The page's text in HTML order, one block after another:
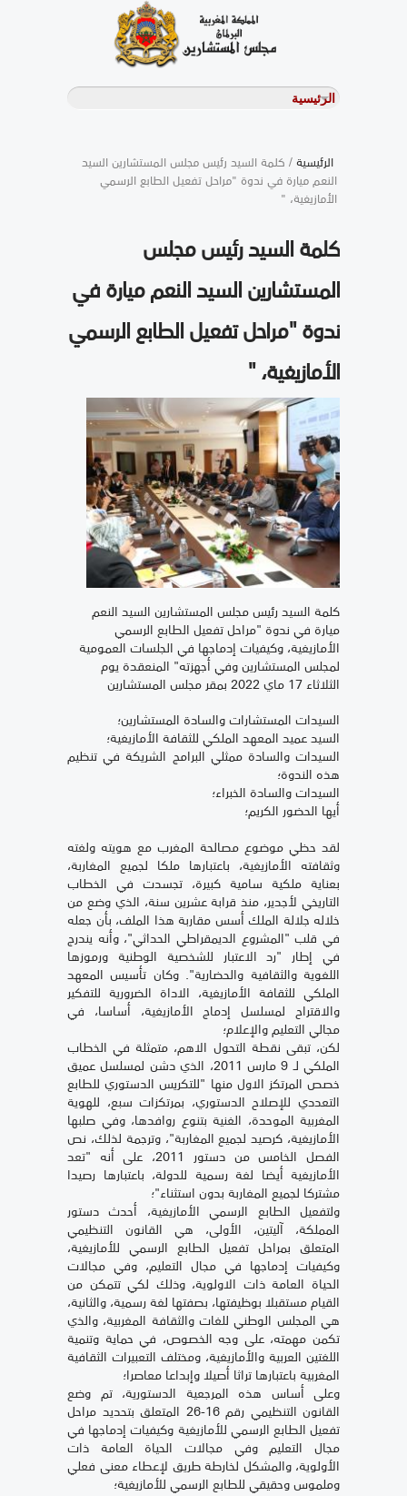
الرئيسية/ كلمة السيد رئيس مجلس المستشارين السيد
النعم ميارة في ندوة "مراحل تفعيل الطابع الرسمي
الأمازيغية، "
كلمة السيد رئيس مجلس
المستشارين السيد النعم ميارة في
ندوة "مراحل تفعيل الطابع الرسمي
الأمازيغية، "
كلمة السيد رئيس مجلس المستشارين السيد النعم
ميارة في ندوة "مراحل تفعيل الطابع الرسمي
الأمازيغية، وكيفيات إدماجها في الجلسات العمومية
لمجلس المستشارين وفي أجهزته" المنعقدة يوم
الثلاثاء 17 ماي 2022 بمقر مجلس المستشارين
السيدات المستشارات والسادة المستشارين؛
السيد عميد المعهد الملكي للثقافة الأمازيغية؛
السيدات والسادة ممثلي البرامج الشريكة في تنظيم
هذه الندوة؛
السيدات والسادة الخبراء؛
أيها الحضور الكريم؛
لقد حظي موضوع مصالحة المغرب مع هويته ولغته
وثقافته الأمازيغية، باعتبارها ملكا لجميع المغاربة،
بعناية ملكية سامية كبيرة، تجسدت في الخطاب
التاريخي لأجدير، منذ قرابة عشرين سنة، الذي وضع من
خلاله جلالة الملك أسس مقاربة هذا الملف، بأن جعله
في قلب "المشروع الديمقراطي الحداثي"، وأنه يندرج
في إطار "رد الاعتبار للشخصية الوطنية ورموزها
اللغوية والثقافية والحضارية". وكان تأسيس المعهد
الملكي للثقافة الأمازيغية، الاداة الضرورية للتفكير
والاقتراح لمسلسل إدماج الأمازيغية، أساسا، في
مجالي التعليم والإعلام؛
لكن، تبقى نقطة التحول الاهم، متمثلة في الخطاب
الملكي لـ 9 مارس 2011، الذي دشن لمسلسل عميق
خصص المرتكز الاول منها "للتكريس الدستوري للطابع
التعددي للإصلاح الدستوري، بمرتكزات سبع، للهوية
المغربية الموحدة، الغنية بتنوع روافدها، وفي صلبها
الأمازيغية، كرصيد لجميع المغاربة"، وترجمة لذلك، نص
الفصل الخامس من دستور 2011، على أنه "تعد
الأمازيغية أيضا لغة رسمية للدولة، باعتبارها رصيدا
مشتركا لجميع المغاربة بدون استثناء"؛
ولتفعيل الطابع الرسمي الأمازيغية، أحدث دستور
المملكة، آليتين، الأولى، هي القانون التنظيمي
المتعلق بمراحل تفعيل الطابع الرسمي للأمازيغية،
وكيفيات إدماجها في مجال التعليم، وفي مجالات
الحياة العامة ذات الاولوية، وذلك لكي تتمكن من
القيام مستقبلا بوظيفتها، بصفتها لغة رسمية، والثانية،
هي المجلس الوطني للغات والثقافة المغربية، والذي
تكمن مهمته، على وجه الخصوص، في حماية وتنمية
اللغتين العربية والأمازيغية، ومختلف التعبيرات الثقافية
المغربية باعتبارها تراثا أصيلا وإبداعا معاصرا؛
وعلى أساس هذه المرجعية الدستورية، تم وضع
القانون التنظيمي رقم 16-26 المتعلق بتحديد مراحل
تفعيل الطابع الرسمي للأمازيغية وكيفيات إدماجها في
مجال التعليم وفي مجالات الحياة العامة ذات
الأولوية، والمشكل لخارطة طريق لإعطاء معنى فعلي
وملموس وحقيقي للطابع الرسمي للأمازيغية؛